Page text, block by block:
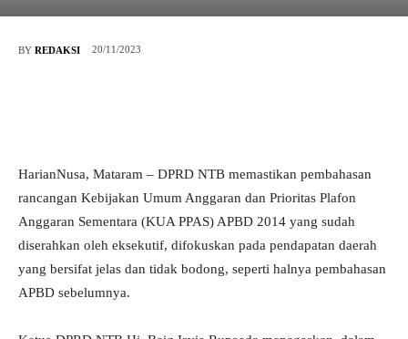
BY REDAKSI 20/11/2023
HarianNusa, Mataram – DPRD NTB memastikan pembahasan
rancangan Kebijakan Umum Anggaran dan Prioritas Plafon
Anggaran Sementara (KUA PPAS) APBD 2014 yang sudah
diserahkan oleh eksekutif, difokuskan pada pendapatan daerah
yang bersifat jelas dan tidak bodong, seperti halnya pembahasan
APBD sebelumnya.